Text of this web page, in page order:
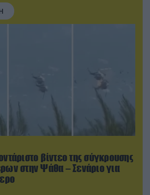
βίντεο της σύγκρουσης
στην Ψάθα – Σενάριο για